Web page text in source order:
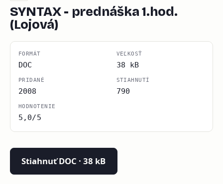
SYNTAX - prednáška 1.hod.
(Lojová)
FORMÁT
DOC
VEĽKOSŤ
38 kB
PRIDANÉ
2008
STIAHNUTÍ
790
HODNOTENIE
5,0/5
Stiahnuť DOC · 38 kB